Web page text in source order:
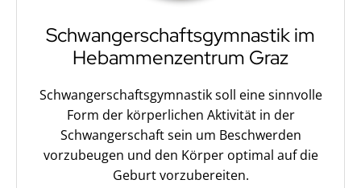
Schwangerschaftsgymnastik im
Hebammenzentrum Graz
Schwangerschaftsgymnastik soll eine sinnvolle
Form der körperlichen Aktivität in der
Schwangerschaft sein um Beschwerden
vorzubeugen und den Körper optimal auf die
Geburt vorzubereiten.